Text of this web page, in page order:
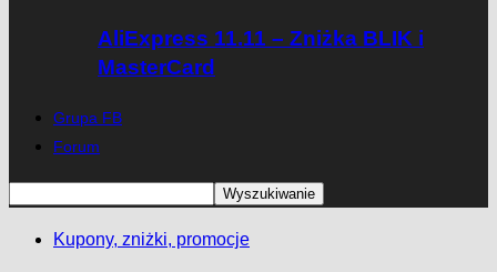
AliExpress 11.11 – Zniżka BLIK i
MasterCard
Grupa FB
Forum
Kupony, zniżki, promocje